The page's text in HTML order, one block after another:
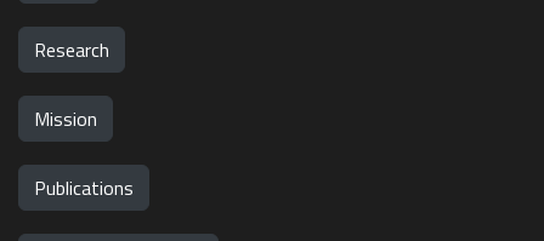
Research
Mission
Publications